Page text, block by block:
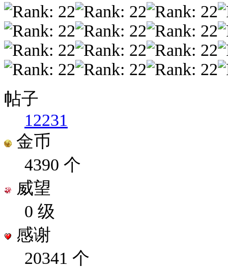
帖子
12231
金币
4390 个
威望
0 级
感谢
20341 个